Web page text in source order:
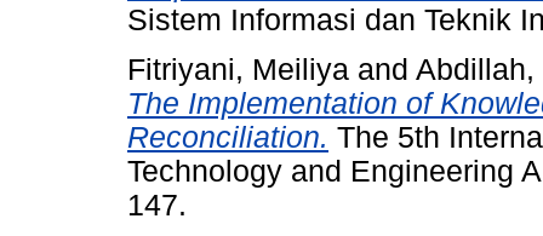
Sistem Informasi dan Teknik
Fitriyani, Meiliya and Abdillah,
The Implementation of
Reconciliation. The 5th
Technology and Engineering
147.